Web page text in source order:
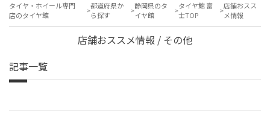
タイヤ・ホイール専門
店のタイヤ館
都道府県か
ら探す
静岡県のタ
イヤ館
タイヤ館 富
士TOP
店舗おスス
メ情報
店舗おススメ情報 / その他
記事一覧